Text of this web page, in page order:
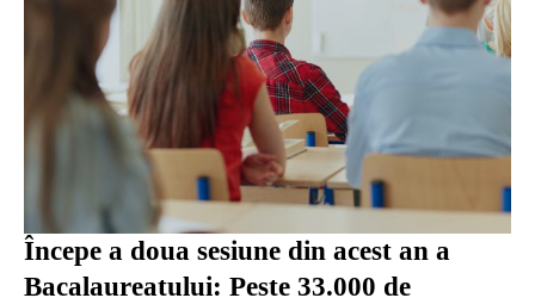
Începe a doua sesiune din acest an a
Bacalaureatului: Peste 33.000 de